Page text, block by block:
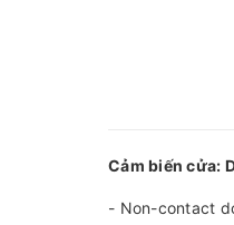
Cảm biến cửa:
- Non-contact